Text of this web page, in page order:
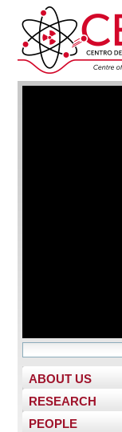
ABOUT US
RESEARCH
PEOPLE